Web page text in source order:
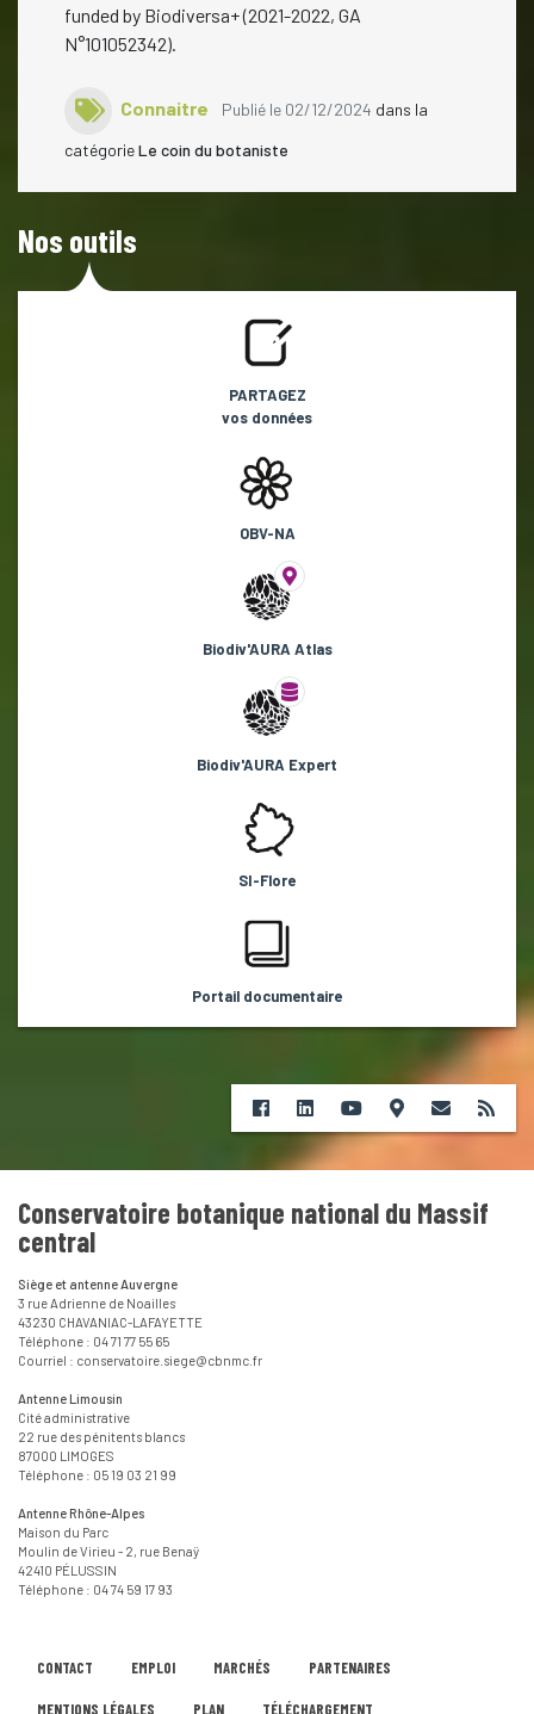
funded by Biodiversa+ (2021-2022, GA
N°101052342).
Connaitre Publié le 02/12/2024 dans la
catégorieLe coin du botaniste
Nos outils
PARTAGEZ
vos données
OBV-NA
Biodiv'AURA Atlas
Biodiv'AURA Expert
SI-Flore
Portail documentaire
Conservatoire botanique national du Massif
central
Siège et antenne Auvergne
3 rue Adrienne de Noailles
43230 CHAVANIAC-LAFAYETTE
Téléphone : 04 71 77 55 65
Courriel : conservatoire.siege@cbnmc.fr
Antenne Limousin
Cité administrative
22 rue des pénitents blancs
87000 LIMOGES
Téléphone : 05 19 03 21 99
Antenne Rhône-Alpes
Maison du Parc
Moulin de Virieu - 2, rue Benaÿ
42410 PÉLUSSIN
Téléphone : 04 74 59 17 93
CONTACT EMPLOI MARCHÉS PARTENAIRES
MENTIONS LÉGALES PLAN TÉLÉCHARGEMENT